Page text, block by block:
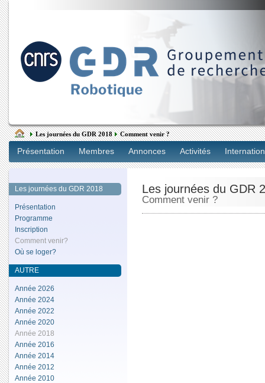
Les journées du GDR 2018 Comment venir ?
Présentation Membres Annonces Activités
Les journées du GDR 2018
Présentation
Programme
Inscription
Comment venir?
Où se loger?
AUTRE
Année 2026
Année 2024
Année 2022
Année 2020
Année 2018
Année 2016
Année 2014
Année 2012
Année 2010
Les journées du GDR
Comment venir ?